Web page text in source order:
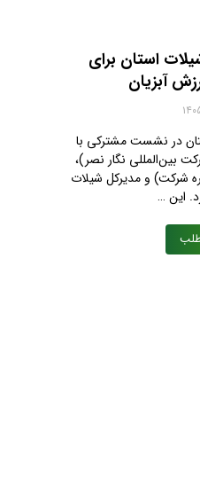
استان برای
آبزیان
در نشست مشترکی با
بین‌المللی نگار نصر)،
شرکت) و مدیرکل شیلات
این …